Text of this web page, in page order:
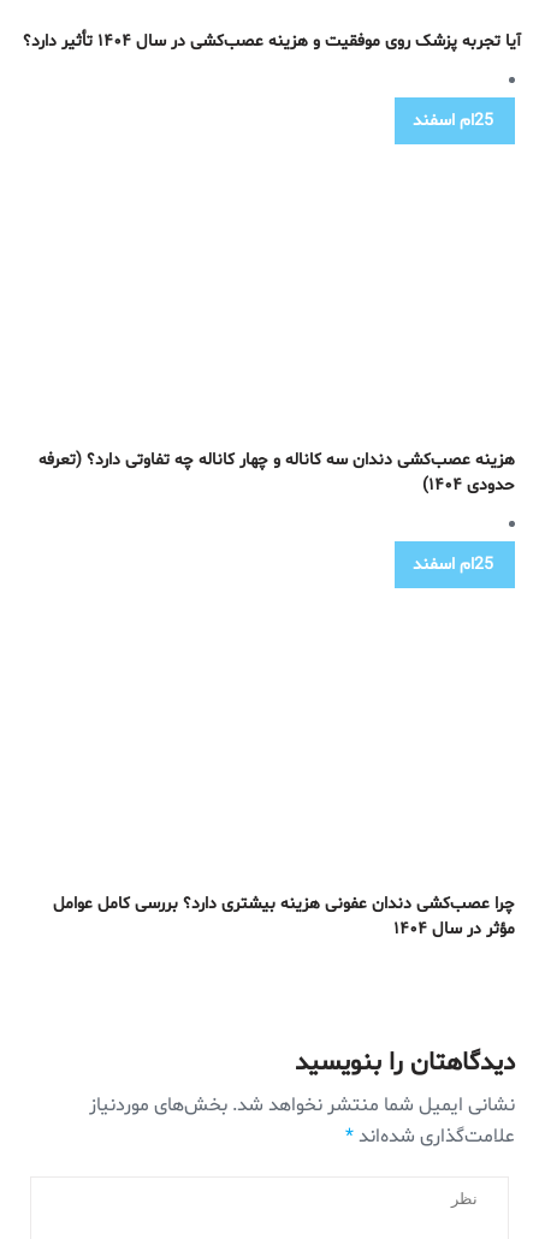
آیا تجربه پزشک روی موفقیت و هزینه عصب‌کشی در سال ۱۴۰۴ تأثیر دارد؟
25ام اسفند
هزینه عصب‌کشی دندان سه کاناله و چهار کاناله چه تفاوتی دارد؟ (تعرفه
حدودی ۱۴۰۴)
25ام اسفند
چرا عصب‌کشی دندان عفونی هزینه بیشتری دارد؟ بررسی کامل عوامل
مؤثر در سال ۱۴۰۴
دیدگاهتان را بنویسید
نشانی ایمیل شما منتشر نخواهد شد. بخش‌های موردنیاز
علامت‌گذاری شده‌اند*